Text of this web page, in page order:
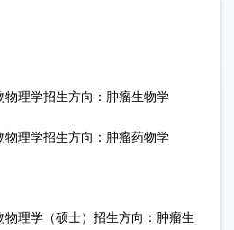
学招生方向：肿瘤生物学
学招生方向：肿瘤药物学
学（硕士）招生方向：肿瘤生